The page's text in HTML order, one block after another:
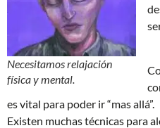
Necesitamos relajación
física y mental.
es vital para poder ir “mas allá”.
Existen muchas técnicas para